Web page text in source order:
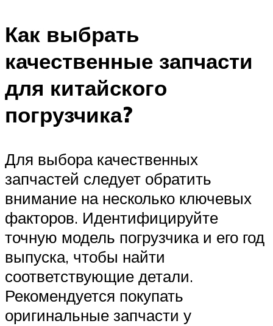
Как выбрать
качественные запчасти
для китайского
погрузчика?
Для выбора качественных
запчастей следует обратить
внимание на несколько ключевых
факторов. Идентифицируйте
точную модель погрузчика и его год
выпуска, чтобы найти
соответствующие детали.
Рекомендуется покупать
оригинальные запчасти у